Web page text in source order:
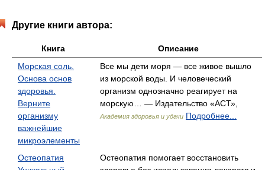
Другие книги автора:
Книга
Описание
Морская соль.
Основа основ
здоровья.
Верните
организму
важнейшие
микроэлементы
Все мы дети моря — все живое вышло
из морской воды. И человеческий
организм однозначно реагирует на
морскую… — Издательство «АСТ»,
Академия здоровья и удачи Подробнее...
Остеопатия
Остеопатия помогает восстановить